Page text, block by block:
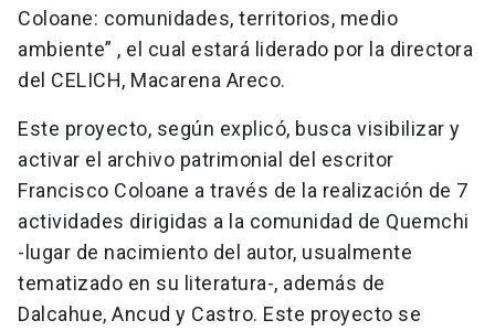
Coloane: comunidades, territorios, medio
ambiente” , el cual estará liderado por la directora
del CELICH, Macarena Areco.
Este proyecto, según explicó, busca visibilizar y
activar el archivo patrimonial del escritor
Francisco Coloane a través de la realización de 7
actividades dirigidas a la comunidad de Quemchi
-lugar de nacimiento del autor, usualmente
tematizado en su literatura-, además de
Dalcahue, Ancud y Castro. Este proyecto se